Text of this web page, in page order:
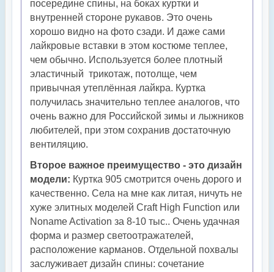
посередине спины, на боках куртки и
внутренней стороне рукавов. Это очень
хорошо видно на фото сзади. И даже сами
лайкровые вставки в этом костюме теплее,
чем обычно. Используется более плотный
эластичный трикотаж, потолще, чем
привычная утеплённая лайкра. Куртка
получилась значительно теплее аналогов, что
очень важно для Российской зимы и лыжников
любителей, при этом сохранив достаточную
вентиляцию.
Второе важное преимущество - это дизайн
модели: Куртка 905 смотрится очень дорого и
качественно. Села на мне как литая, ничуть не
хуже элитных моделей Craft High Function или
Noname Activation за 8-10 тыс.. Очень удачная
форма и размер светоотражателей,
расположение карманов. Отдельной похвалы
заслуживает дизайн спины: сочетание